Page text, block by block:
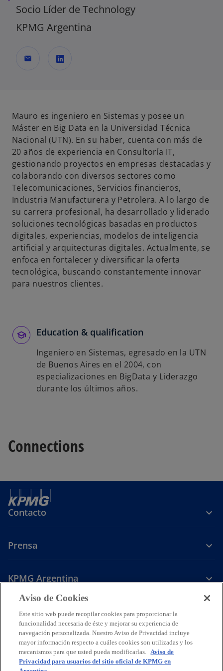
Socio Líder de Technology
KPMG Argentina
mail
b
r
e
e
n
u
n
a
p
e
s
t
a
ñ
a
v
Mauro es ingeniero en Sistemas y posee un
Máster en Big Data en la Universidad Técnica
Nacional (UTN). En su haber, cuenta con más de
20 años de experiencia en Consultoría IT,
gestionando proyectos en empresas destacadas y
colaborando con diversos sectores como
Telecomunicaciones, Servicios financieros,
Industria Manufacturera y Petrolera. A lo largo de
su carrera profesional, ha desarrollado y liderado
soluciones tecnológicas basadas en productos
digitales, experiencias, modelos de inteligencia
artificial y arquitecturas digitales. Actualmente, se
enfoca en fortalecer y diversificar la oferta
tecnológica, buscando constantemente innovar
para nuestros clientes.
Education & qualification
Ingeniero en Sistemas, egresado en la UTN
de Buenos Aires en el 2004, con
especializaciones en BigData y Liderazgo
durante los últimos años.
Connections
Contacto
Prensa
KPMG Argentina
e
a
b
r
e
e
a
b
r
e
e
a
b
r
e
LegalPolítica de PrivacidadAccesibilidadAyudaGlosario
© 2026 KPMG Soc Cap I Sec IV Ley 19.550, una sociedad argentina y
firma miembro de la organización global de firmas independientes de
KPMG afiliadas a KPMG International Limited, una compañía privada
inglesa limitada por garantía. Todos los derechos reservados.
Aviso de Cookies
Este sitio web puede recopilar cookies para proporcionar la
funcionalidad necesaria de éste y mejorar su experiencia de
navegación personalizada. Nuestro Aviso de Privacidad incluye
mayor información respecto a cuáles cookies son utilizadas y los
mecanismos para que usted pueda modificarlas. Aviso de
Privacidad para usuarios del sitio oficial de KPMG en